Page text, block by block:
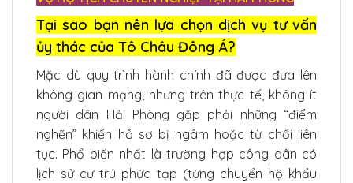
Tại sao bạn nên lựa chọn dịch vụ tư vấn
ủy thác của Tô Châu Đông Á?
Mặc dù quy trình hành chính đã được đưa lên
không gian mạng, nhưng trên thực tế, không ít
người dân Hải Phòng gặp phải những “điểm
nghẽn” khiến hồ sơ bị ngâm hoặc từ chối liên
tục. Phổ biến nhất là trường hợp công dân có
lịch sử cư trú phức tạp (từng chuyển hộ khẩu